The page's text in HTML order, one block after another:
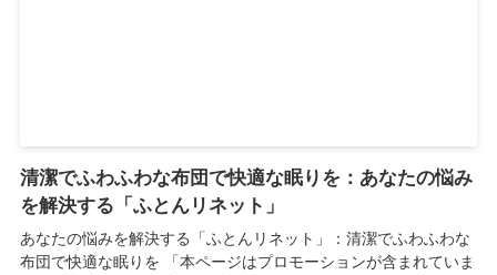
清潔でふわふわな布団で快適な眠りを：あなたの悩み
を解決する「ふとんリネット」
あなたの悩みを解決する「ふとんリネット」：清潔でふわふわな
布団で快適な眠りを 「本ページはプロモーションが含まれていま